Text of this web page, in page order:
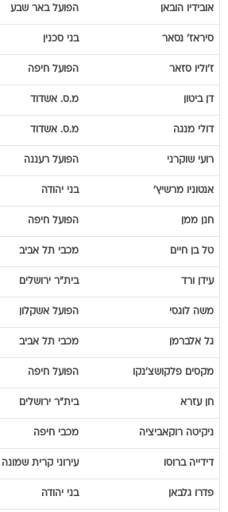
אובידיו הובאן הפועל באר שבע
סיראז' נסאר בני סכנין
ז'וליו סזאר הפועל חיפה
דן ביטון מ.ס. אשדוד
דולי מנגה מ.ס. אשדוד
רועי שוקרני הפועל רעננה
אנטוניו מרשיץ' בני יהודה
חנן ממן הפועל חיפה
טל בן חיים מכבי תל אביב
עידן ורד בית"ר ירושלים
משה לוגסי הפועל אשקלון
גל אלברמן מכבי תל אביב
מקסים פלקושצ'נקו הפועל חיפה
חן עזרא בית"ר ירושלים
ניקיטה רוקאביציה מכבי חיפה
דידייה ברוסו עירוני קרית שמונה
פדרו גלבאן בני יהודה